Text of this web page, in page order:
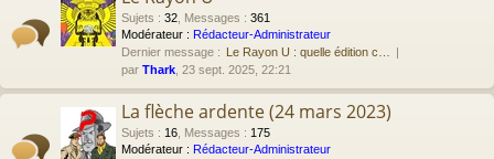
Sujets : 32 Messages : 361
Modérateur : Rédacteur-Administrateur
Dernier message : Le Rayon U : quelle édition c…
par Thark , 23 sept. 2025, 22:21
La flèche ardente (24 mars 2023)
Sujets : 16 Messages : 175
Modérateur : Rédacteur-Administrateur